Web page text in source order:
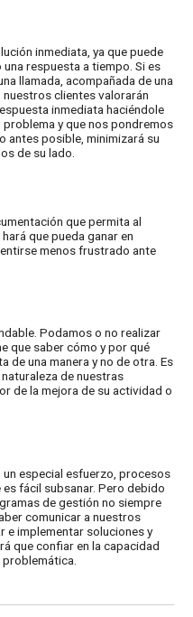
inmediata, ya que puede
respuesta a tiempo. Si es
llamada, acompañada de una
clientes valorarán
inmediata haciéndole
y que nos pondremos
antes posible, minimizará su
de su lado.
que permita al
que pueda ganar en
menos frustrado ante
Podamos o no realizar
que saber cómo y por qué
de una manera y no de otra. Es
de nuestras
de la mejora de su actividad o
un especial esfuerzo, procesos
fácil subsanar. Pero debido
de gestión no siempre
comunicar a nuestros
e implementar soluciones y
que confiar en la capacidad
problemática.